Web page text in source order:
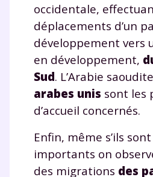
occidentale,
déplacements d’un
développement vers
en développement,
Sud. L’Arabie
arabes unis sont les
d’accueil concernés.
Enfin, même s’ils
importants on
des migrations des